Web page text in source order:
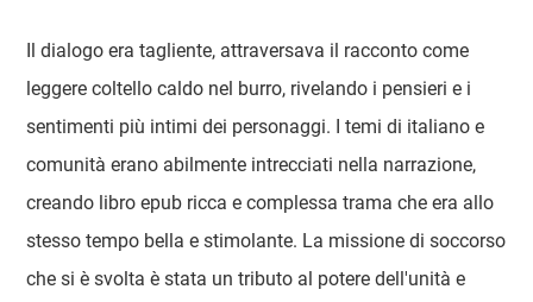
Il dialogo era tagliente, attraversava il racconto come
leggere coltello caldo nel burro, rivelando i pensieri e i
sentimenti più intimi dei personaggi. I temi di italiano e
comunità erano abilmente intrecciati nella narrazione,
creando libro epub ricca e complessa trama che era allo
stesso tempo bella e stimolante. La missione di soccorso
che si è svolta è stata un tributo al potere dell'unità e